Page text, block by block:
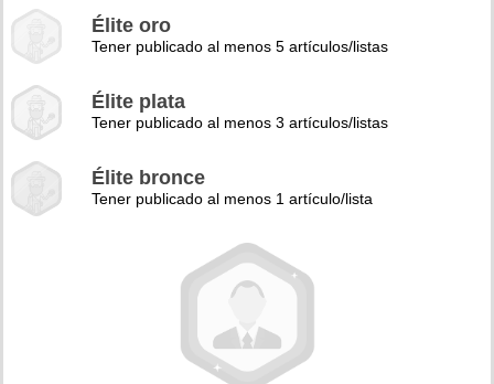
Élite oro
Tener publicado al menos 5 artículos/listas
Élite plata
Tener publicado al menos 3 artículos/listas
Élite bronce
Tener publicado al menos 1 artículo/lista